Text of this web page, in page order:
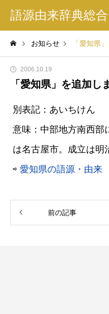
語源由来辞典総
お知らせ 「愛知県
2006.10.19
「愛知県」を追加し
別表記：あいちけん
意味：中部地方南西部
は名古屋市。成立は明
⇨ 愛知県の語源・由来
前の記事